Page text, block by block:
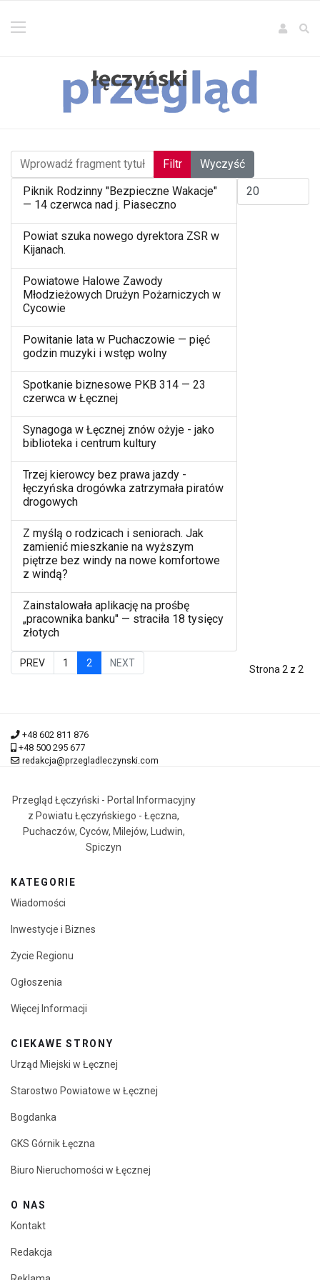
Wprowadź fragment tytułu
Filtr Wyczyść
Piknik Rodzinny "Bezpieczne Wakacje"
— 14 czerwca nad j. Piaseczno
Powiat szuka nowego dyrektora ZSR w
Kijanach.
Powiatowe Halowe Zawody
Młodzieżowych Drużyn Pożarniczych w
Cycowie
Powitanie lata w Puchaczowie — pięć
godzin muzyki i wstęp wolny
Spotkanie biznesowe PKB 314 — 23
czerwca w Łęcznej
Synagoga w Łęcznej znów ożyje - jako
biblioteka i centrum kultury
Trzej kierowcy bez prawa jazdy -
łęczyńska drogówka zatrzymała piratów
drogowych
Z myślą o rodzicach i seniorach. Jak
zamienić mieszkanie na wyższym
piętrze bez windy na nowe komfortowe
z windą?
Zainstalowała aplikację na prośbę
„pracownika banku" — straciła 18 tysięcy
złotych
Strona 2 z 2
PREV 1 2 NEXT
+48 602 811 876
+48 500 295 677
redakcja@przegladleczynski.com
Przegląd Łęczyński - Portal Informacyjny
z Powiatu Łęczyńskiego - Łęczna,
Puchaczów, Cyców, Milejów, Ludwin,
Spiczyn
KATEGORIE
Wiadomości
Inwestycje i Biznes
Życie Regionu
Ogłoszenia
Więcej Informacji
CIEKAWE STRONY
Urząd Miejski w Łęcznej
Starostwo Powiatowe w Łęcznej
Bogdanka
GKS Górnik Łęczna
Biuro Nieruchomości w Łęcznej
O NAS
Kontakt
Redakcja